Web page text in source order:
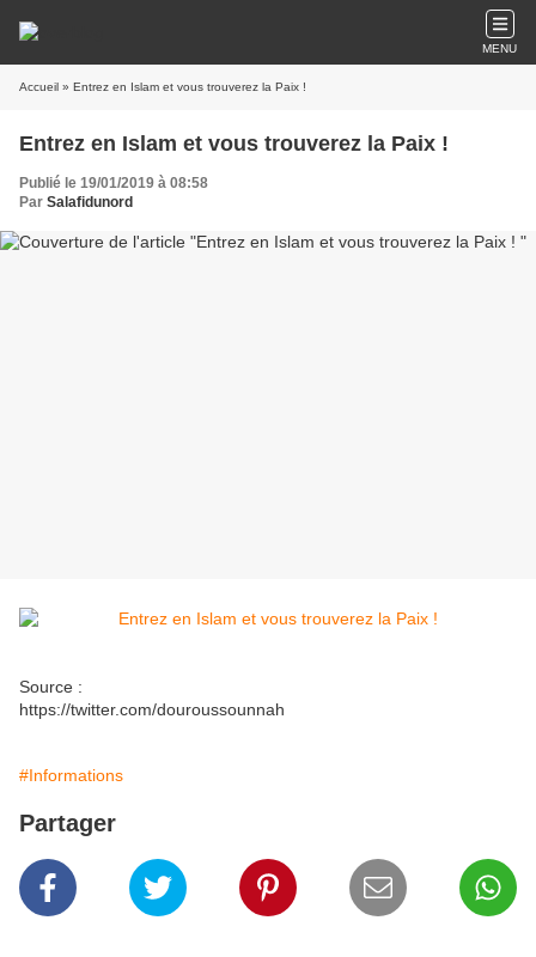
MENU
Accueil » Entrez en Islam et vous trouverez la Paix !
Entrez en Islam et vous trouverez la Paix !
Publié le 19/01/2019 à 08:58
Par Salafidunord
Source :
https://twitter.com/douroussounnah
#Informations
Partager